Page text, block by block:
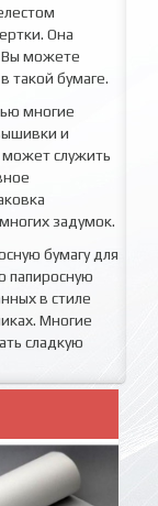
Она
Вы можете
такой бумаге.
многие
и
служить
задумок.
бумагу для
папиросную
в стиле
Многие
сладкую